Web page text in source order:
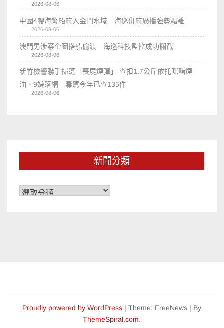
2026-08-06
中國4艘海警船航入金門水域 海巡併航廣播強勢驅離
2026-08-06
澳門男涉案企圖搭船偷渡 海巡科技監控成功攔截
2026-08-06
新竹檢警聯手掃蕩「喪屍煙彈」 查扣1.7公斤依托咪酯煙
油、9嫌落網 毒駕今年已查135件
2026-08-06
新聞分類
新
Proudly powered by WordPress | Theme: FreeNews | By
ThemeSpiral.com.